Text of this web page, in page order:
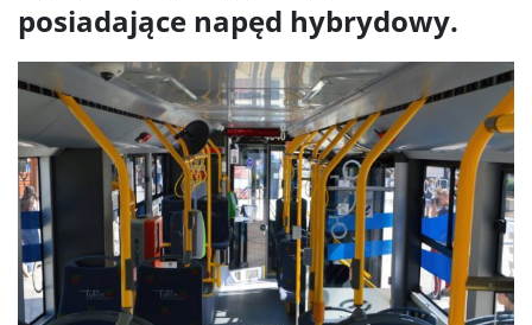
posiadające napęd hybrydowy.